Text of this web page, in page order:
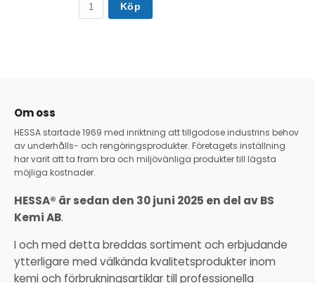
Köp
Om oss
HESSA startade 1969 med inriktning att tillgodose industrins behov
av underhålls- och rengöringsprodukter. Företagets inställning
har varit att ta fram bra och miljövänliga produkter till lägsta
möjliga kostnader.
HESSA® är sedan den 30 juni 2025 en del av BS
Kemi AB.
I och med detta breddas sortiment och erbjudande
ytterligare med välkända kvalitetsprodukter inom
kemi och förbrukningsartiklar till professionella